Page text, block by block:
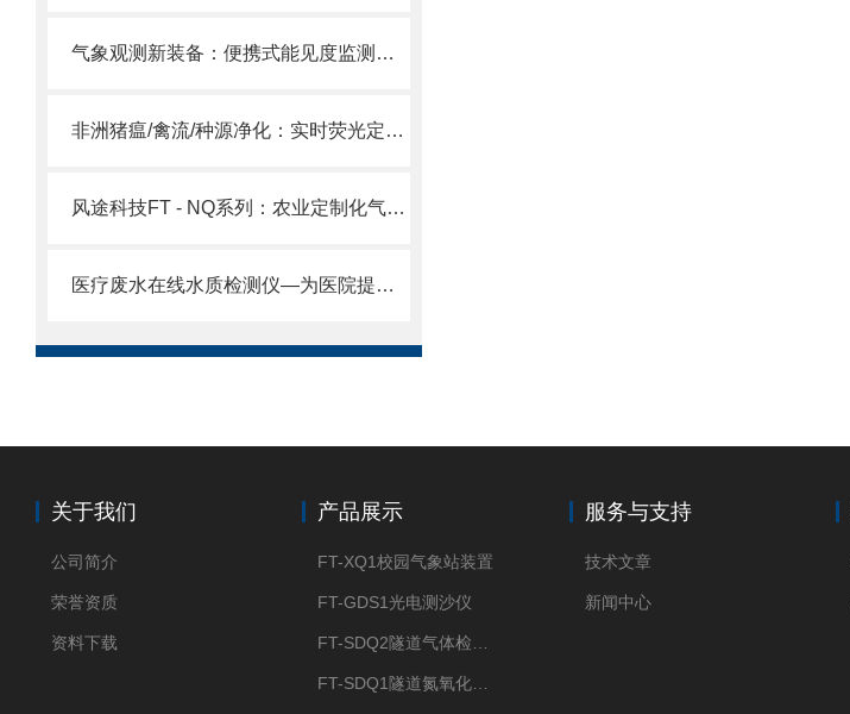
气象观测新装备：便携式能见度监测仪，快速部署，精准测量20km能见度。
非洲猪瘟/禽流/种源净化：实时荧光定量PCR仪如何守护农业生物安全？
风途科技FT - NQ系列：农业定制化气象站，智能联动助农无忧。
医疗废水在线水质检测仪—为医院提供一站式的水质监测解决方案。
关于我们
公司简介
荣誉资质
资料下载
产品展示
FT-XQ1校园气象站装置
FT-GDS1光电测沙仪
服务与支持
技术文章
新闻中心